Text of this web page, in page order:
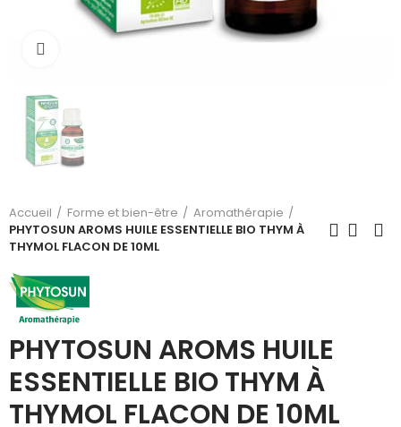
Accueil Forme et bien-être
Aromathérapie
PHYTOSUN AROMS HUILE ESSENTIELLE BIO THYM À
THYMOL FLACON DE 10ML
PHYTOSUN AROMS HUILE
ESSENTIELLE BIO THYM À
THYMOL FLACON DE 10ML